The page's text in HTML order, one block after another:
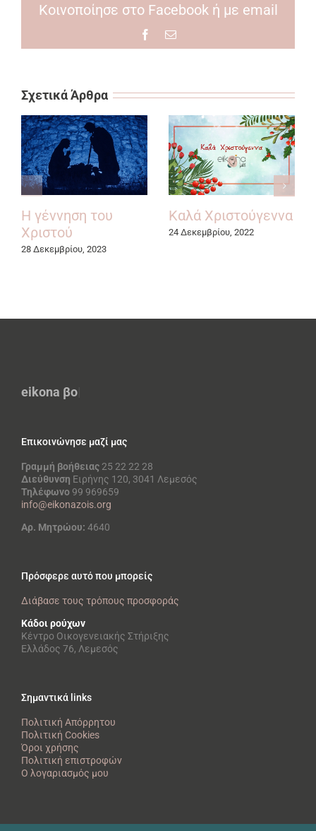
Κοινοποίησε στο Facebook ή με email
Facebook
Email
Σχετικά Άρθρα
Η γέννηση του
Χριστού
28 Δεκεμβρίου, 2023
Καλά Χριστούγεννα
24 Δεκεμβρίου, 2022
eikona |
Επικοινώνησε μαζί μας
Γραμμή βοήθειας 25 22 22 28
Διεύθυνση Ειρήνης 120, 3041 Λεμεσός
Τηλέφωνο 99 969659
info@eikonazois.org
Αρ. Μητρώου: 4640
Πρόσφερε αυτό που μπορείς
Διάβασε τους τρόπους προσφοράς
Κάδοι ρούχων
Κέντρο Οικογενειακής Στήριξης
Ελλάδος 76, Λεμεσός
Σημαντικά links
Πολιτική Απόρρητου
Πολιτική Cookies
Όροι χρήσης
Πολιτική επιστροφών
Ο λογαριασμός μου